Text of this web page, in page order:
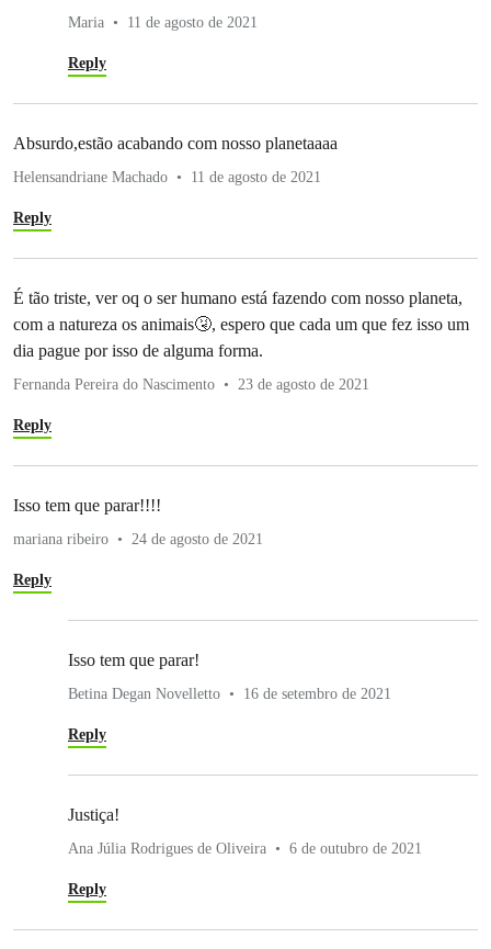
Maria 11 de agosto de 2021
Reply
Absurdo,estão acabando com nosso planetaaaa
Helensandriane Machado 11 de agosto de 2021
Reply
É tão triste, ver oq o ser humano está fazendo com nosso planeta,
com a natureza os animais🤧, espero que cada um que fez isso um
dia pague por isso de alguma forma.
Fernanda Pereira do Nascimento 23 de agosto de 2021
Reply
Isso tem que parar!!!!
mariana ribeiro 24 de agosto de 2021
Reply
Isso tem que parar!
Betina Degan Novelletto 16 de setembro de 2021
Reply
Justiça!
Ana Júlia Rodrigues de Oliveira 6 de outubro de 2021
Reply